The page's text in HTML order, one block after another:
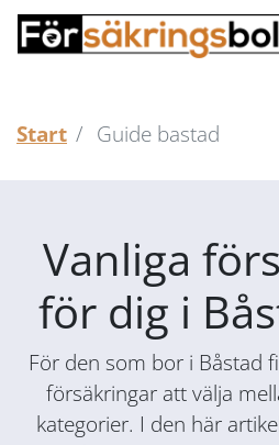
Start Guide bastad
Vanliga
för dig i
För den som bor i Båstad
försäkringar att välja
kategorier. I den här